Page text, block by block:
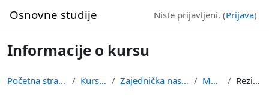
Osnovne studije Niste prijavljeni. (Prijava)
Informacije o kursu
Početna stranica Kursevi Zajednička nastava МАТ2 Rezime